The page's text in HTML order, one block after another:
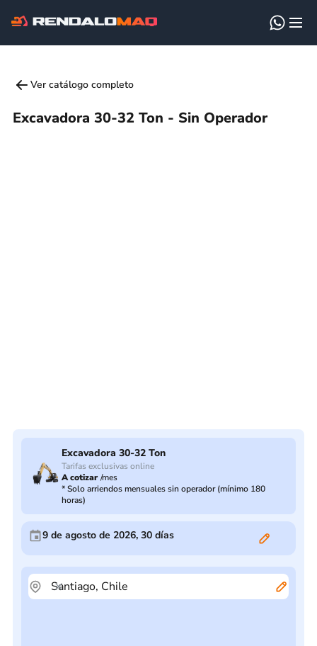
Ver catálogo completo
Excavadora 30-32 Ton - Sin Operador
Excavadora 30-32 Ton
Tarifas exclusivas online
A cotizar /mes
*Solo arriendos mensuales sin operador (mínimo 180
horas)
9 de agosto de 2026, 30 días